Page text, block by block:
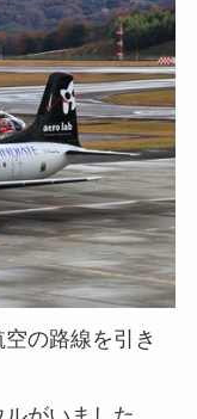
の路線を引き